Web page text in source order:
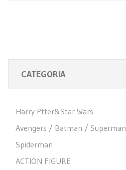
CATEGORIA
Harry Ptter&Star Wars
Avengers / Batman / Superman
Spiderman
ACTION FIGURE